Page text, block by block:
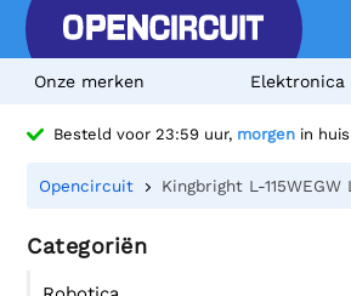
Onze merken Elektronica
Besteld voor 23:59 uur, morgen in huis
Opencircuit Kingbright L-
Categoriën